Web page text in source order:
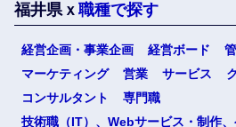
福井県ｘ 職種で探す
経営企画・事業企画 経営ボード
マーケティング
営業 サービス
コンサルタント
専門職
技術職（IT）、Webサービス・制作